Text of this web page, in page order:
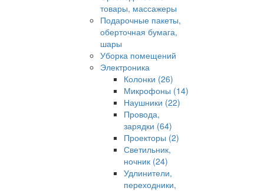
товары, массажеры
Подарочные пакеты,
оберточная бумага,
шары
Уборка помещений
Электроника
Колонки (26)
Микрофоны (14)
Наушники (22)
Провода,
зарядки (64)
Проекторы (2)
Светильник,
ночник (24)
Удлинители,
переходники,